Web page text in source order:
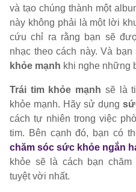
và tạo chúng thành một
này không phải là một lời
cứu chỉ ra rằng bạn sẽ
nhạc theo cách này. Và
khỏe mạnh khi nghe những
Trái tim khỏe mạnh sẽ là
khỏe mạnh. Hãy sử dụng
cách tự nhiên trong việc
tim. Bên cạnh đó, bạn có
chăm sóc sức khỏe ngắn
khỏe sẽ là cách bạn
tuyệt vời nhất.